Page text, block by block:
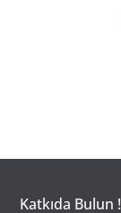
Katkıda Bulun !